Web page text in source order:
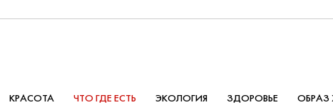
КРАСОТА ЧТО ГДЕ ЕСТЬ ЭКОЛОГИЯ ЗДОРОВЬЕ